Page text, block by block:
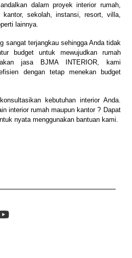
dalam proyek interior rumah,
sekolah, instansi, resort, villa,
lainnya.
sangat terjangkau sehingga Anda tidak
budget untuk mewujudkan rumah
jasa BJMA INTERIOR, kami
dengan tetap menekan budget
kebutuhan interior Anda.
interior rumah maupun kantor ? Dapat
nyata menggunakan bantuan kami.